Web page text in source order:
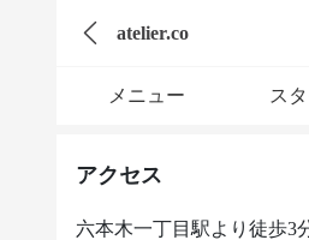
atelier.co
メニュー ス
アクセス
六本木一丁目駅より徒歩3